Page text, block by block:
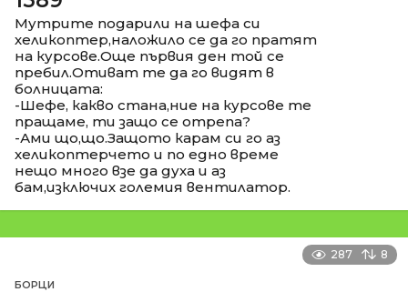
Мутрите подарили на шефа си
хеликоптер,наложило се да го пратят
на курсове.Още първия ден той се
пребил.Отиват те да го видят в
болницата:
-Шефе, какво стана,ние на курсове те
пращаме, ти защо се отрепа?
-Ами що,що.Защото карам си го аз
хеликоптерчето и по едно време
нещо много взе да духа и аз
бам,изключих големия вентилатор.
287 8
БОРЦИ